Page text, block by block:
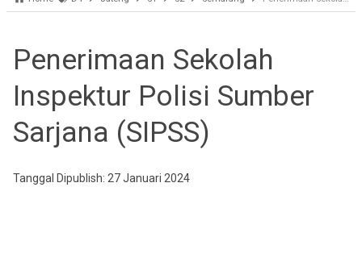
Penerimaan Sekolah
Inspektur Polisi Sumber
Sarjana (SIPSS)
Tanggal Dipublish: 27 Januari 2024